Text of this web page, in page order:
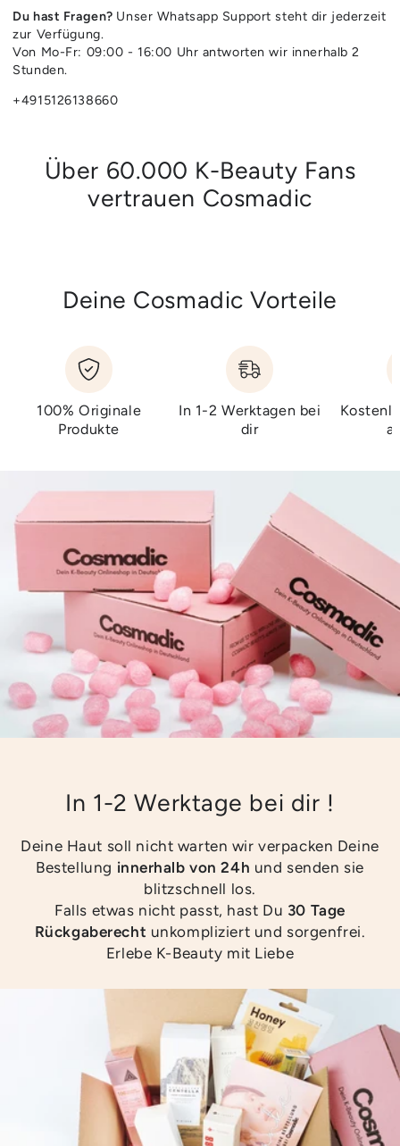
Du hast Fragen? Unser Whatsapp Support steht dir jederzeit
zur Verfügung.
Von Mo-Fr: 09:00 - 16:00 Uhr antworten wir innerhalb 2
Stunden.
+4915126138660
Über 60.000 K-Beauty Fans
vertrauen Cosmadic
Deine Cosmadic Vorteile
100% Originale
Produkte
In 1-2 Werktagen bei
dir
In 1-2 Werktage bei dir !
Deine Haut soll nicht warten wir verpacken Deine
Bestellung innerhalb von 24h und senden sie
blitzschnell los.
Falls etwas nicht passt, hast Du 30 Tage
Rückgaberecht unkompliziert und sorgenfrei.
Erlebe K-Beauty mit Liebe